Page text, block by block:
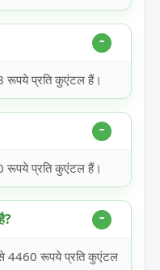
प्रति कुएंटल हैं।
प्रति कुएंटल हैं।
4460 रूपये प्रति कुएंटल